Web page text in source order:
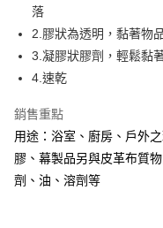
街口支付
悠遊付
Google Pay
AFTEE先享後付
相關說明
【關於「AFTEE先享後付」】
AFTEE先享後付是「在收到
便利好安心！
落
2.膠狀為透明，黏著物
3.凝膠狀膠劑，輕鬆黏
4.速乾
銷售重點
用途：浴室、廚房、戶外
膠、幕製品另與皮革布質
劑、油、溶劑等